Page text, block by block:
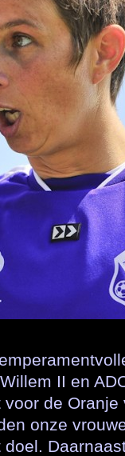
II en
de Oranje
onze